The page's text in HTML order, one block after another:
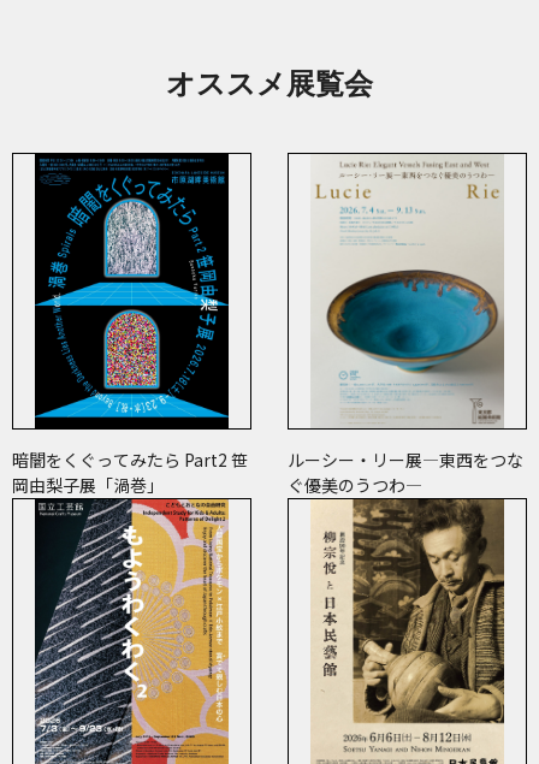
オススメ展覧会
暗闇をくぐってみたら Part2 笹
岡由梨子展「渦巻」
ルーシー・リー展―東西をつな
ぐ優美のうつわ―